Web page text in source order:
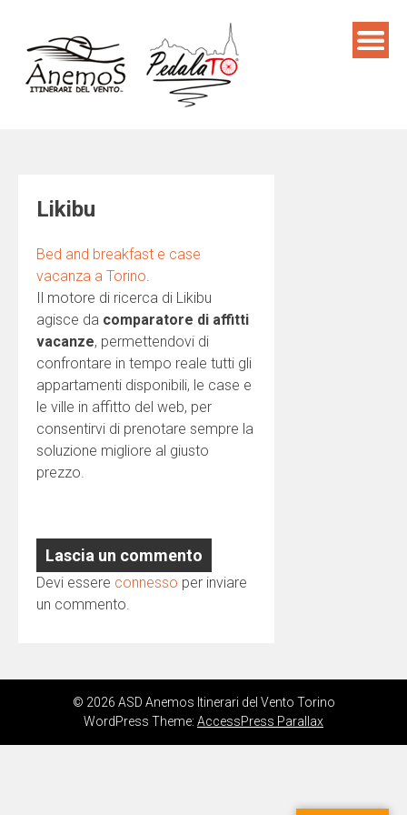
content
Likibu
Bed and breakfast e case
vacanza a Torino.
Il motore di ricerca di Likibu
agisce da comparatore di affitti
vacanze, permettendovi di
confrontare in tempo reale tutti gli
appartamenti disponibili, le case e
le ville in affitto del web, per
consentirvi di prenotare sempre la
soluzione migliore al giusto
prezzo.
Lascia un commento
Devi essere connesso per inviare
un commento.
© 2026 ASD Anemos Itinerari del Vento Torino
WordPress Theme: AccessPress Parallax